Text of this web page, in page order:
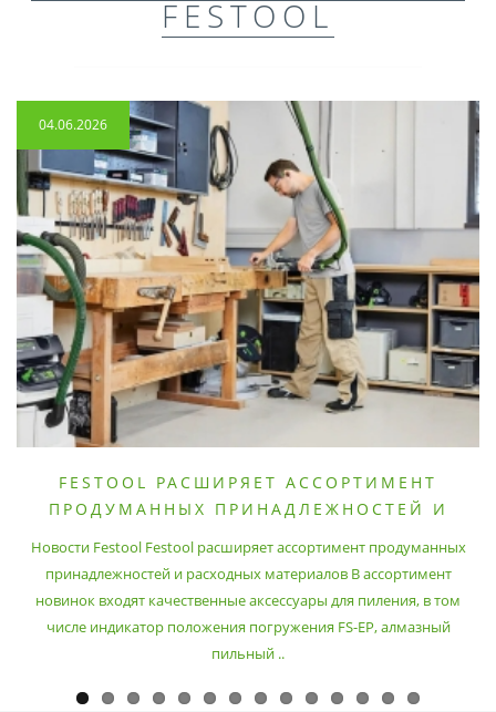
FESTOOL
04.06.2026
FESTOOL РАСШИРЯЕТ АССОРТИМЕНТ
ПРОДУМАННЫХ ПРИНАДЛЕЖНОСТЕЙ И
Новости Festool Festool расширяет ассортимент продуманных
принадлежностей и расходных материалов В ассортимент
новинок входят качественные аксессуары для пиления, в том
числе индикатор положения погружения FS-EP, алмазный
пильный ..